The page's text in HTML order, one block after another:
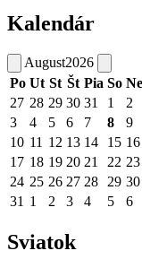
Kalendár
August2026
Po Ut St Št Pia So Ne
27 28 29 30 31 1
2
3
4 5 6 7 8
9
10 11 12 13 14 15 16
17 18 19 20 21 22 23
24 25 26 27 28 29 30
31 1 2 3 4 5 6
Sviatok